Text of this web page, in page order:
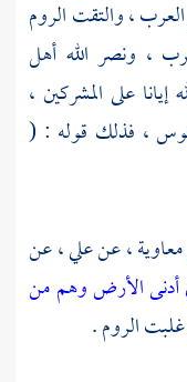
، والتقتالروم
، ونصر الله أهل
إيانا على المشركين ،
، فذلك قوله : (
معاوية ،عنعلي ،عن
أدنى الأرض وهم من
الروم.